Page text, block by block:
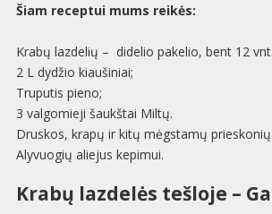
Šiam receptui mums reikės:
Krabų lazdelių – didelio pakelio, bent 12
2 L dydžio kiaušiniai;
Truputis pieno;
3 valgomieji šaukštai Miltų.
Druskos, krapų ir kitų mėgstamų prieskonių.
Alyvuogių aliejus kepimui.
Krabų lazdelės tešloje –